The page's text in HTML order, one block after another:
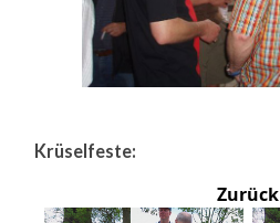
Krüselfeste:
Zurück